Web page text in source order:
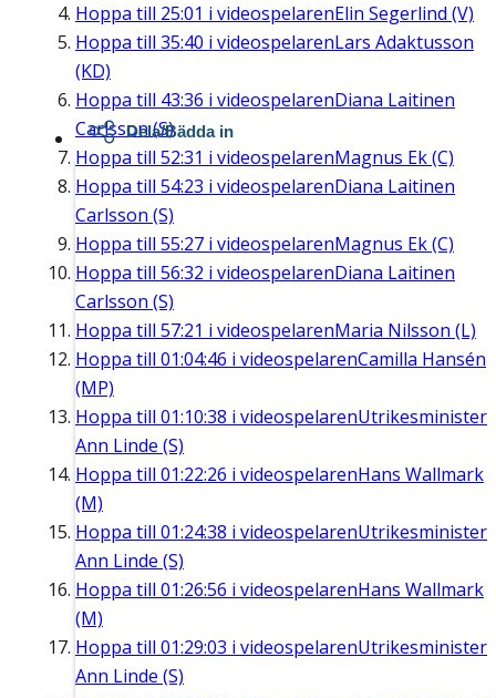
Hoppa till 25:01 i videospelarenElin Segerlind (V)
Hoppa till 35:40 i videospelarenLars Adaktusson
(KD)
Hoppa till 43:36 i videospelarenDiana Laitinen
Carlsson (S)
Hoppa till 52:31 i videospelarenMagnus Ek (C)
Hoppa till 54:23 i videospelarenDiana Laitinen
Carlsson (S)
Hoppa till 55:27 i videospelarenMagnus Ek (C)
Hoppa till 56:32 i videospelarenDiana Laitinen
Carlsson (S)
Hoppa till 57:21 i videospelarenMaria Nilsson (L)
Hoppa till 01:04:46 i videospelarenCamilla Hansén
(MP)
Hoppa till 01:10:38 i videospelarenUtrikesminister
Ann Linde (S)
Hoppa till 01:22:26 i videospelarenHans Wallmark
(M)
Hoppa till 01:24:38 i videospelarenUtrikesminister
Ann Linde (S)
Hoppa till 01:26:56 i videospelarenHans Wallmark
(M)
Hoppa till 01:29:03 i videospelarenUtrikesminister
Ann Linde (S)
Dela/Bädda in